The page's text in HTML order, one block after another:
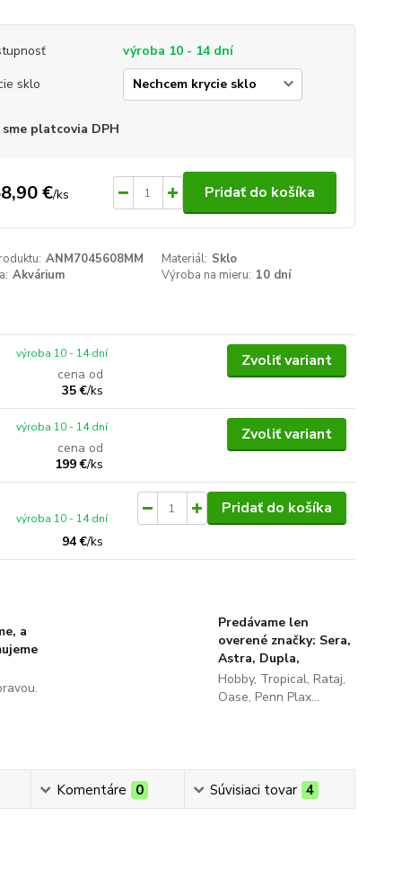
výroba 10 - 14 dní
sklo
sme platcovia DPH
€/ks Pridať do košíka
ANM7045608MM Materiál: Sklo
Akvárium Výroba na mieru: 10 dní
cena od
35 €/ks
výroba 10 - 14 dní Zvoliť variant
cena od
199 €/ks
výroba 10 - 14 dní Zvoliť variant
94 €/ks
výroba 10 - 14 dní
Pridať do košíka
a
Predávame len
overené značky: Sera,
Astra, Dupla,
Hobby, Tropical, Rataj,
Oase, Penn Plax...
Komentáre 0 Súvisiaci tovar 4